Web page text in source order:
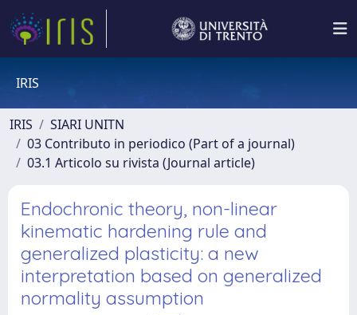
IRIS
IRIS
SIARI UNITN
03 Contributo in periodico (Part of a journal)
03.1 Articolo su rivista (Journal article)
Endochronic theory, non-linear
kinematic hardening rule and
generalized plasticity: a new
interpretation based on generalized
normality assumption